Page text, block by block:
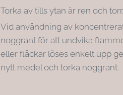
Torka av tills ytan är ren och torr.
Vid användning av
noggrant för att undvika
eller fläckar löses enkelt upp
nytt medel och torka noggrant.